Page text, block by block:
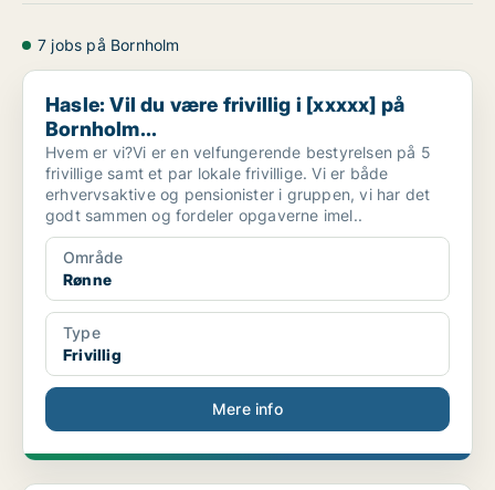
7 jobs på Bornholm
Hasle: Vil du være frivillig i [xxxxx] på Bornholm...
Hasle: Vil du være frivillig i [xxxxx] på
Bornholm...
Hvem er vi?Vi er en velfungerende bestyrelsen på 5
frivillige samt et par lokale frivillige. Vi er både
erhvervsaktive og pensionister i gruppen, vi har det
godt sammen og fordeler opgaverne imel..
Område
Rønne
Type
Frivillig
Mere info